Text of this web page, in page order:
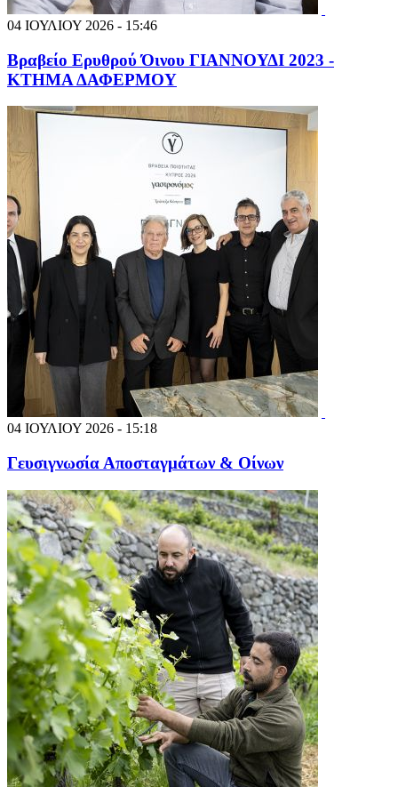
04 ΙΟΥΛΙΟΥ 2026 - 15:46
Βραβείο Ερυθρού Όινου ΓΙΑΝΝΟΥΔΙ 2023 -
ΚΤΗΜΑ ΔΑΦΕΡΜΟΥ
04 ΙΟΥΛΙΟΥ 2026 - 15:18
Γευσιγνωσία Αποσταγμάτων & Οίνων